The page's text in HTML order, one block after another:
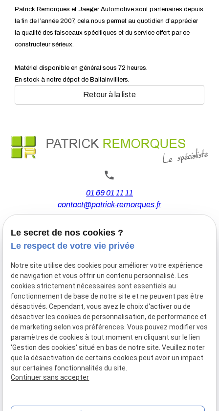
Patrick Remorques et Jaeger Automotive sont partenaires depuis
la fin de l’année 2007, cela nous permet au quotidien d’apprécier
la qualité des faisceaux spécifiques et du service offert par ce
constructeur sérieux.
Matériel disponible en général sous 72 heures.
En stock à notre dépot de Ballainvilliers.
Retour à la liste
01 69 01 11 11
contact@patrick-remorques.fr
44 Avenue de la Division Leclerc
91160 BALLAINVILLIERS
Du Mardi au Samedi
De 9h00 à 12h30 et de 13h30 à 18h00
Le Lundi sur rendez-vous.
Mentions
légales
Politique de
confidentialité
Gestion
des
cookies
Plan du
site
Siret :77556328100028
Le secret de nos cookies ?
Le respect de votre vie privée
Notre site utilise des cookies pour améliorer votre expérience
de navigation et vous offrir un contenu personnalisé. Les
cookies strictement nécessaires sont essentiels au
fonctionnement de base de notre site et ne peuvent pas être
désactivés. Cependant, vous avez le choix d'activer ou de
désactiver les cookies de personnalisation, de performance et
de marketing selon vos préférences. Vous pouvez modifier vos
paramètres de cookies à tout moment en cliquant sur le lien
'Gestion des cookies' situé en bas de notre site. Veuillez noter
que la désactivation de certains cookies peut avoir un impact
sur certaines fonctionnalités du site.
Continuer sans accepter